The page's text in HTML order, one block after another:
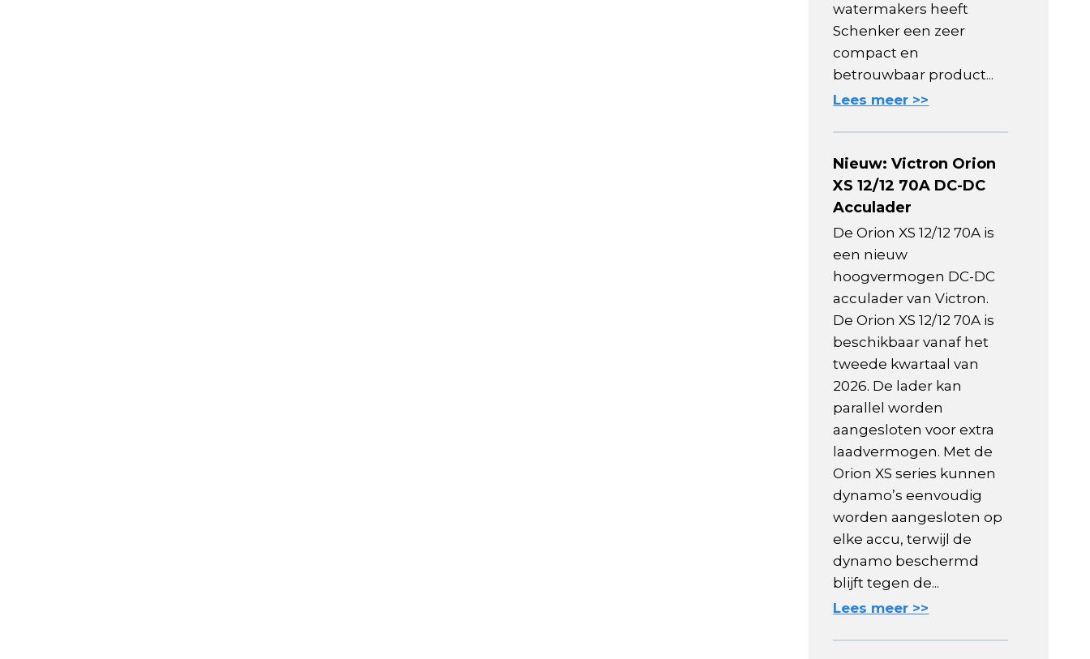
watermakers heeft
Schenker een zeer
compact en
betrouwbaar product...
Lees meer >>
Nieuw: Victron Orion
XS 12/12 70A DC-DC
Acculader
De Orion XS 12/12 70A is
een nieuw
hoogvermogen DC-DC
acculader van Victron.
De Orion XS 12/12 70A is
beschikbaar vanaf het
tweede kwartaal van
2026. De lader kan
parallel worden
aangesloten voor extra
laadvermogen. Met de
Orion XS series kunnen
dynamo’s eenvoudig
worden aangesloten op
elke accu, terwijl de
dynamo beschermd
blijft tegen de...
Lees meer >>